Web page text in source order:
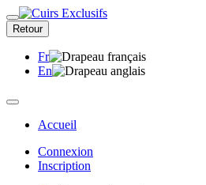
Retour
Fr
En
Accueil
Connexion
Inscription